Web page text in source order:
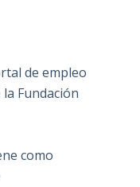
de empleo
Fundación
como